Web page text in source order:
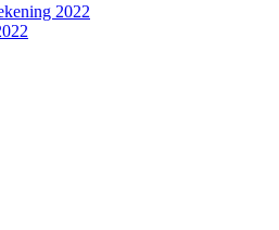
2022